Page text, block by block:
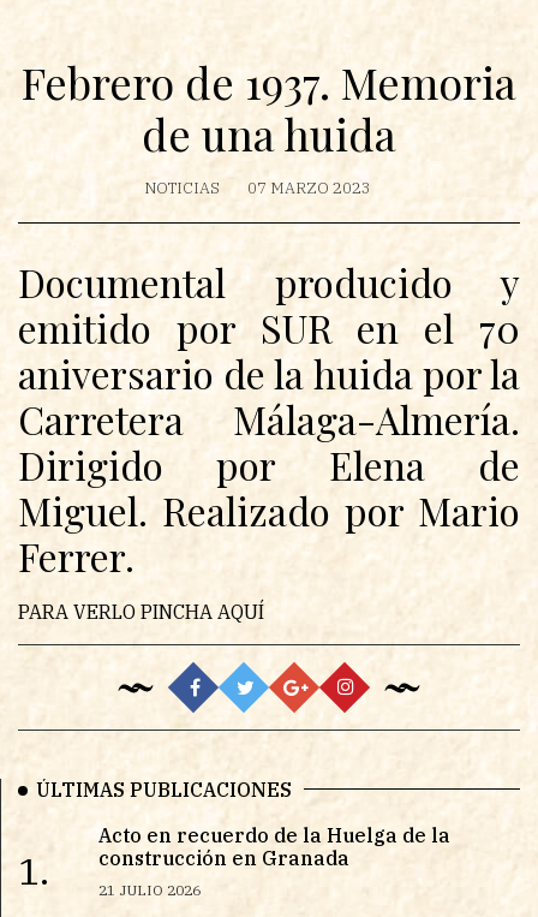
Febrero de 1937. Memoria
de una huida
NOTICIAS 07 MARZO 2023
Documental producido y
emitido por SUR en el 70
aniversario de la huida por la
Carretera Málaga-Almería.
Dirigido por Elena de
Miguel. Realizado por Mario
Ferrer.
PARA VERLO PINCHA AQUÍ
ÚLTIMAS PUBLICACIONES
1.
Acto en recuerdo de la Huelga de la
construcción en Granada
21 JULIO 2026